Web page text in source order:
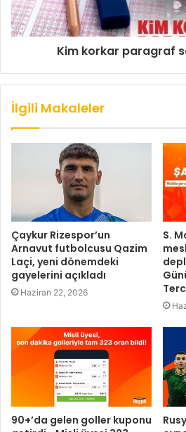
Kim korkar paragraf
İlgili Makaleler
Çaykur Rizespor’un
Arnavut futbolcusu Qazim
Laçi, yeni dönemdeki
gayelerini açıkladı
Haziran 22, 2026
S.
90+’da gelen goller kuponu